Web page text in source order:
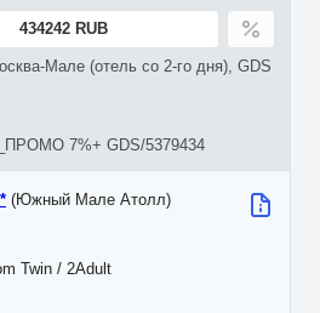
434242 RUB
Мале (отель со 2-го дня), GDS
7%+ GDS/5379434
(Южный Мале Атолл)
Twin / 2Adult